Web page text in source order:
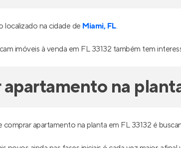
localizado na cidade de Miami, FL.
imóveis à venda em FL 33132 também tem
na
comprar apartamento na planta em FL 33132 é